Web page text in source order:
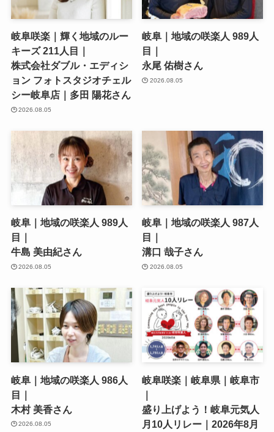
岐阜咲楽｜輝く地域のルー
キーズ 211人目｜
株式会社ダブル・エディシ
ョン フォトスタジオチェル
シー岐阜店｜多田 陽花さん
2026.08.05
岐阜｜地域の咲楽人 989人
目｜
永尾 佑樹さん
2026.08.05
岐阜｜地域の咲楽人 989人
目｜
牛島 美由紀さん
2026.08.05
岐阜｜地域の咲楽人 987人
目｜
溝口 哉子さん
2026.08.05
岐阜｜地域の咲楽人 986人
目｜
木村 美香さん
2026.08.05
岐阜咲楽｜岐阜県｜岐阜市
｜
盛り上げよう！岐阜元気人
月10人リレー｜2026年8月